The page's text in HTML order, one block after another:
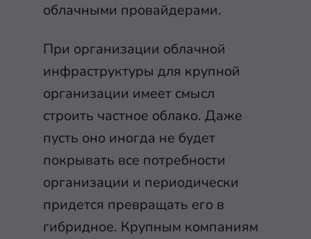
облачными провайдерами.
При организации облачной
инфраструктуры для крупной
организации имеет смысл
строить частное облако. Даже
пусть оно иногда не будет
покрывать все потребности
организации и периодически
придется превращать его в
гибридное. Крупным компаниям